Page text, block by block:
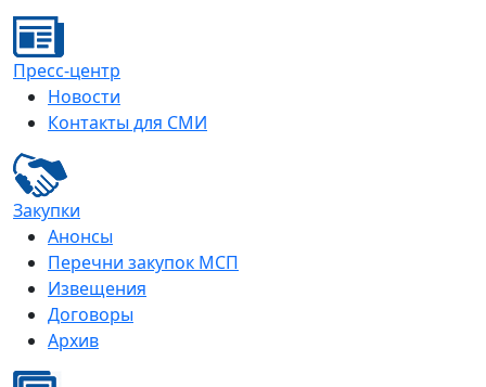
Пресс-центр
Новости
Контакты для СМИ
Закупки
Анонсы
Перечни закупок МСП
Извещения
Договоры
Архив